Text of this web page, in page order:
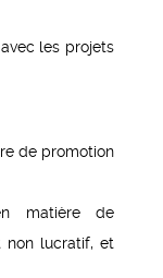
les projets
de promotion
matière de
non lucratif, et